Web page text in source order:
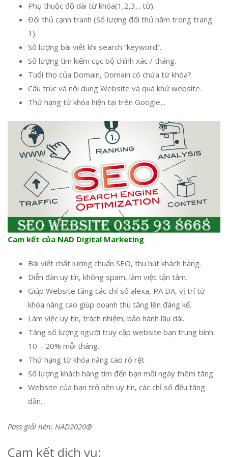
Phụ thuộc độ dài từ khóa(1,2,3,.. từ).
Đối thủ cạnh tranh (Số lượng đối thủ nằm trong trang
1).
Số lượng bài viết khi search “keyword”.
Số lượng tìm kiếm cục bộ chính xác / tháng.
Tuổi thọ của Domain, Domain có chứa từ khóa?
Cấu trúc và nội dung Website và quá khứ website.
Thứ hạng từ khóa hiện tại trên Google,..
Cam kết của NAD Digital Marketing
Bài viết chất lượng chuẩn SEO, thu hút khách hàng.
Diễn đàn uy tín, không spam, làm việc tận tâm.
Giúp Website tăng các chỉ số alexa, PA DA, vị trí từ
khóa nâng cao giúp doanh thu tăng lên đáng kể.
Làm việc uy tín, trách nhiệm, bảo hành lâu dài.
Tăng số lượng người truy cập website bạn trung bình
10 – 20% mỗi tháng.
Thứ hạng từ khóa nâng cao rõ rệt
Số lượng khách hàng tìm đến bạn mỗi ngày thêm tăng.
Website của bạn trở nên uy tín, các chỉ số đều tăng
dần.
Pass giải nén: NAD2020@
Cam kết dịch vụ: